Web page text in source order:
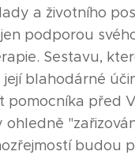
a životního
podporou
Sestavu,
blahodárné
před
budou